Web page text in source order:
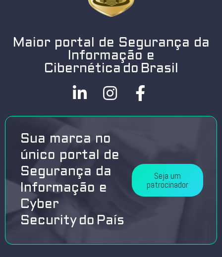
Maior portal de Segurança da
Informação e
Cibernética do Brasil
Sua marca no
único portal de
Segurança da
Informação e
Cyber
Security do País
Seja um
patrocinador